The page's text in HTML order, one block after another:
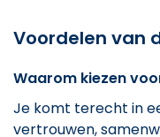
Voordelen van
Waarom kiezen
Je komt terecht in
vertrouwen,